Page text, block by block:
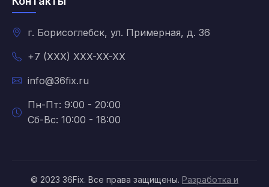
г. Борисоглебск, ул. Примерная, д. 36
+7 (XXX) XXX-XX-XX
info@36fix.ru
Пн-Пт: 9:00 - 20:00
Сб-Вс: 10:00 - 18:00
© 2023 36Fix. Все права защищены. Разработка и